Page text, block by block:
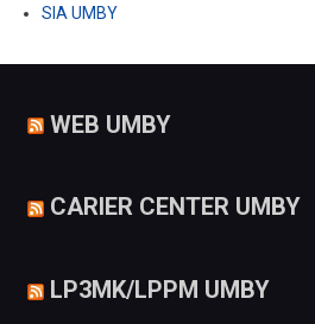
SIA UMBY
WEB UMBY
CARIER CENTER UMBY
LP3MK/LPPM UMBY